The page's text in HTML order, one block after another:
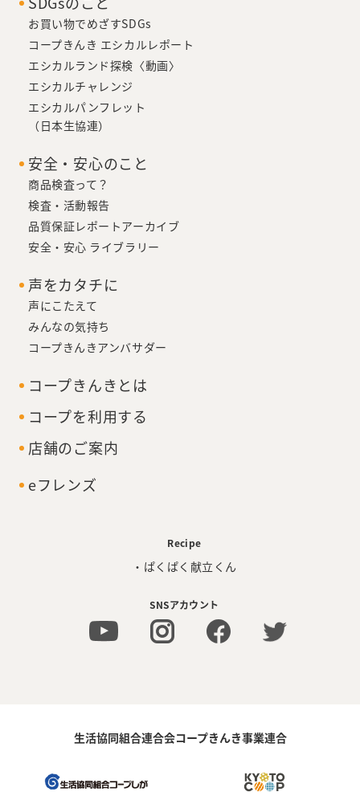
お買い物でめざすSDGs
コープきんき エシカルレポート
エシカルランド探検〈動画〉
エシカルチャレンジ
エシカルパンフレット
（日本生協連）
安全・安心のこと
商品検査って？
検査・活動報告
品質保証レポートアーカイブ
安全・安心 ライブラリー
声をカタチに
声にこたえて
みんなの気持ち
コープきんきアンバサダー
コープきんきとは
コープを利用する
店舗のご案内
eフレンズ
Recipe
・ぱくぱく献立くん
SNSアカウント
生活協同組合連合会コープきんき事業連合